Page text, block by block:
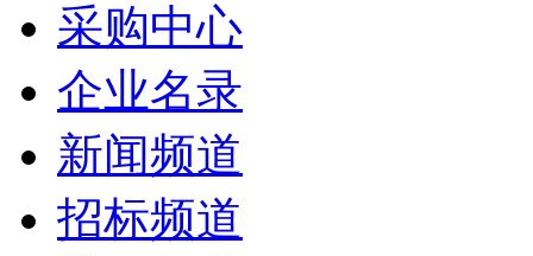
采购中心
企业名录
新闻频道
招标频道